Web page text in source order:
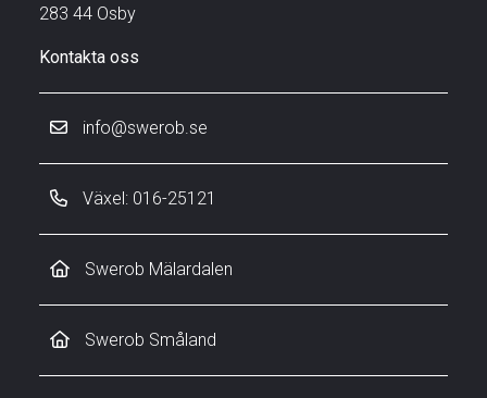
283 44 Osby
Kontakta oss
info@swerob.se
Växel: 016-25121
Swerob Mälardalen
Swerob Småland